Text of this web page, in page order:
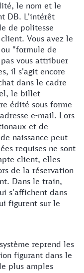
le nom et le
DB. L'intérêt
de politesse
Vous avez le
"formule de
vous attribuer
il s'agit encore
dans le cadre
le billet
édité sous forme
e-mail. Lors
et de
naissance peut
requises ne sont
client, elles
de la réservation
Dans le train,
s'affichent dans
figurent sur le
reprend les
figurant dans le
plus amples